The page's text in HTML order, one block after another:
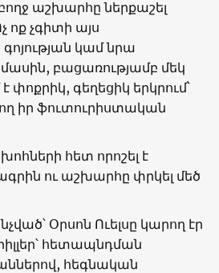
աշխարհը ներքաշել
չգիտի այս
կամ նրա
բացառությամբ մեկ
փոքրիկ, գեղեցիկ երկրում`
իր ֆուտուրիստական
հետ որոշել է
ու աշխարհը փրկել մեծ
Օրսոն Ուելսը կարող էր
հետապնդման
հեգնական